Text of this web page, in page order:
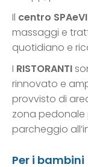
Il centro
massaggi e
quotidiano e
I RISTORANTI
rinnovato e
provvisto di
zona
parcheggio
Per i bambini